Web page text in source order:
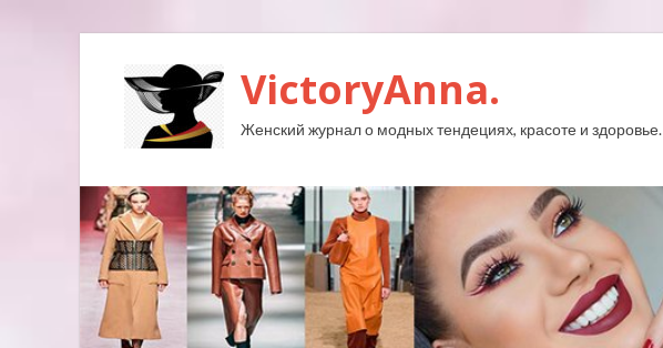
VictoryAnna.
Женский журнал о модных тендециях, красоте и здоровье.